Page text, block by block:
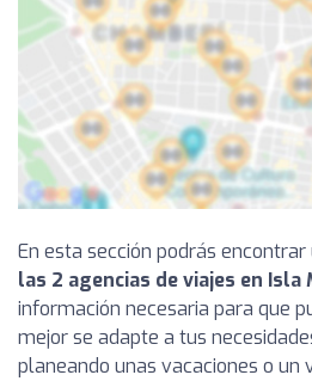
En esta sección podrás
las 2 agencias de viajes en Isla
información necesaria para que
mejor se adapte a tus
planeando unas vacaciones o un